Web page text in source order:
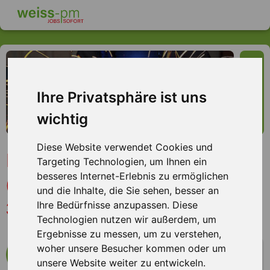
Ihre Privatsphäre ist uns
wichtig
Diese Website verwendet Cookies und
Targeting Technologien, um Ihnen ein
besseres Internet-Erlebnis zu ermöglichen
und die Inhalte, die Sie sehen, besser an
Ihre Bedürfnisse anzupassen. Diese
Technologien nutzen wir außerdem, um
Ergebnisse zu messen, um zu verstehen,
woher unsere Besucher kommen oder um
unsere Website weiter zu entwickeln.
Produktionsmitarbeiter
(m/w/d) Metallbearbeitung
3 Schichten
mehr Infos zum Arbeitsplatz